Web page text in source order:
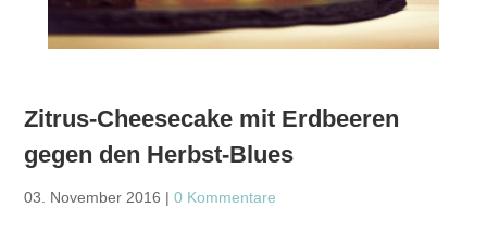
Zitrus-Cheesecake mit Erdbeeren
gegen den Herbst-Blues
03. November 2016 |0 Kommentare